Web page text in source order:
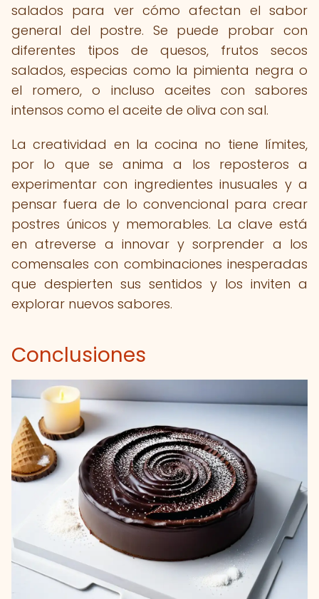
salados para ver cómo afectan el sabor
general del postre. Se puede probar con
diferentes tipos de quesos, frutos secos
salados, especias como la pimienta negra o
el romero, o incluso aceites con sabores
intensos como el aceite de oliva con sal.
La creatividad en la cocina no tiene límites,
por lo que se anima a los reposteros a
experimentar con ingredientes inusuales y a
pensar fuera de lo convencional para crear
postres únicos y memorables. La clave está
en atreverse a innovar y sorprender a los
comensales con combinaciones inesperadas
que despierten sus sentidos y los inviten a
explorar nuevos sabores.
Conclusiones